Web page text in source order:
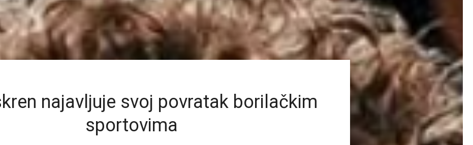
najavljuje svoj povratak borilačkim
sportovima